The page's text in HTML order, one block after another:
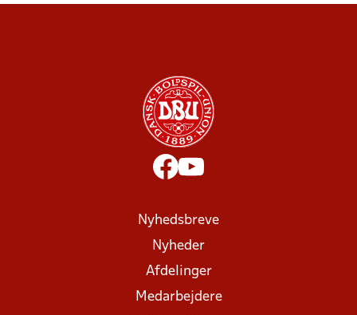
Nyhedsbreve
Nyheder
Afdelinger
Medarbejdere